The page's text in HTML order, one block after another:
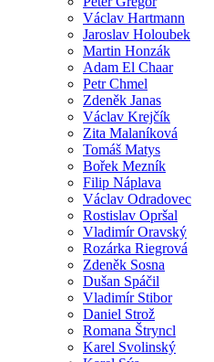
Václav Hartmann
Jaroslav Holoubek
Martin Honzák
Adam El Chaar
Petr Chmel
Zdeněk Janas
Václav Krejčík
Zita Malaníková
Tomáš Matys
Bořek Mezník
Filip Náplava
Václav Odradovec
Rostislav Opršal
Vladimír Oravský
Rozárka Riegrová
Zdeněk Sosna
Dušan Spáčil
Vladimír Stibor
Daniel Strož
Romana Štryncl
Karel Svolinský